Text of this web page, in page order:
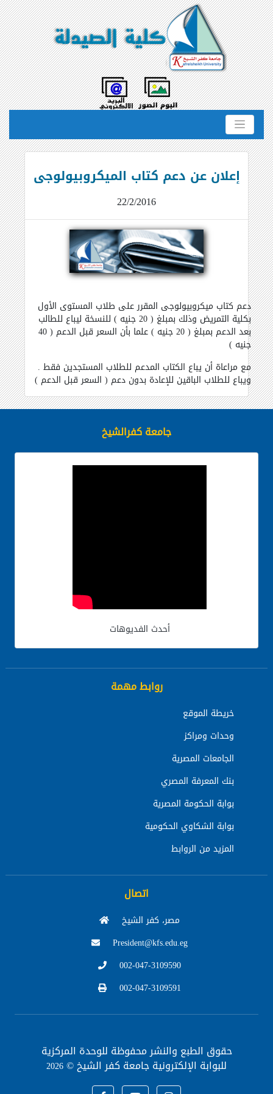
إعلان عن دعم كتاب الميكروبيولوجى
22/2/2016
دعم كتاب ميكروبيولوجى المقرر على طلاب المستوى الأول
بكلية التمريض وذلك بمبلغ ( 20 جنيه ) للنسخة ليباع للطالب
بعد الدعم بمبلغ ( 20 جنيه ) علما بأن السعر قبل الدعم ( 40
جنيه )
مع مراعاة أن يباع الكتاب المدعم للطلاب المستجدين فقط .
ويباع للطلاب الباقين للإعادة بدون دعم ( السعر قبل الدعم )
جامعة كفرالشيخ
أحدث الفديوهات
روابط مهمة
خريطة الموقع
وحدات ومراكز
الجامعات المصرية
بنك المعرفة المصري
بوابة الحكومة المصرية
بوابة الشكاوي الحكومية
المزيد من الروابط
اتصال
مصر، كفر الشيخ
President@kfs.edu.eg
002-047-3109590
002-047-3109591
حقوق الطبع والنشر محفوظة للوحدة المركزية
للبوابة الإلكترونية جامعة كفر الشيخ ©2026